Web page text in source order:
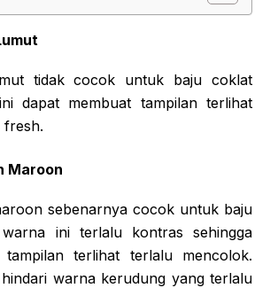
tidak cocok untuk baju coklat
dapat membuat tampilan terlihat
fresh.
Maroon
sebenarnya cocok untuk baju
ini terlalu kontras sehingga
terlihat terlalu mencolok.
warna kerudung yang terlalu